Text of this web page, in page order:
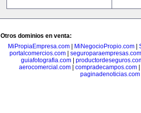
Otros dominios en venta:
MiPropiaEmpresa.com
MiNegocioPropio.com
portalcomercios.com| seguroparaempresas.com
guiafotografia.com
aerocomercial.com| compradecampos.com|
paginadenoticias.com